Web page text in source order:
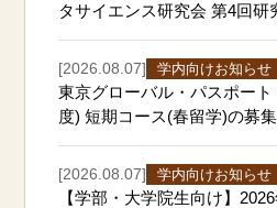
タサイエンス研究会 第4回研
[2026.08.07] 学内向けお知らせ
東京グローバル・パスポー
度) 短期コース(春留学)の募
[2026.08.07] 学内向けお知らせ
【学部・大学院生向け】